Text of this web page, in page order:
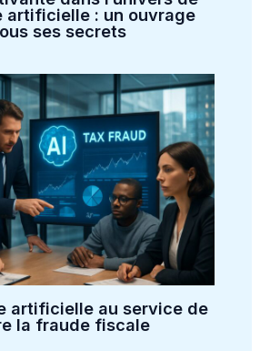
artificielle : un ouvrage
ses secrets
artificielle au service de
la fraude fiscale